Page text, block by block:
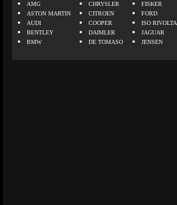
AMG
ASTON MARTIN
AUDI
BENTLEY
BMW
CHRYSLER
CITROEN
COOPER
DAIMLER
DE TOMASO
FISKER
FORD
ISO RIVOLTA
JAGUAR
JENSEN